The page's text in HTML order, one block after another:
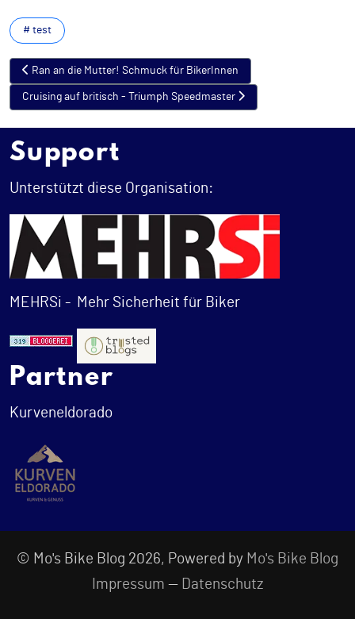
# test
Vorheriger Beitrag: Ran an die Mutter! Schmuck für BikerInnen
Ran an die Mutter! Schmuck für BikerInnen
Nächster Beitrag: Cruising auf britisch - Triumph Speedmaster
Cruising auf britisch - Triumph Speedmaster
Support
Unterstützt diese Organisation:
MEHRSi - Mehr Sicherheit für Biker
Partner
Kurveneldorado
© Mo's Bike Blog 2026, Powered by Mo's Bike Blog
Impressum — Datenschutz